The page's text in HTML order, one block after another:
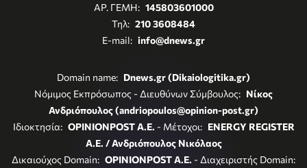
ΑΡ. ΓΕΜΗ: 145803601000
Τηλ: 210 3608484
E-mail: info@dnews.gr
Domain name: Dnews.gr (Dikaiologitika.gr)
Νόμιμος Εκπρόσωπος - Διευθύνων Σύμβουλος: Νίκος
Ανδριόπουλος (andriopoulos@opinion-post.gr)
Ιδιοκτησία: OPINIONPOST A.E. - Μέτοχοι: ENERGY REGISTER
Α.Ε. / Ανδριόπουλος Νικόλαος
Δικαιούχος Domain: OPINIONPOST A.E. - Διαχειριστής Domain: